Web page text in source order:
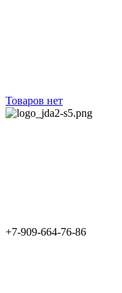
Товаров нет
+7-909-664-76-86